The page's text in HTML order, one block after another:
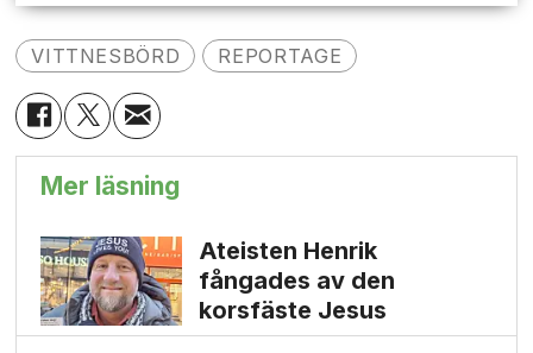
VITTNESBÖRD REPORTAGE
Mer läsning
Ateisten Henrik
fångades av den
korsfäste Jesus